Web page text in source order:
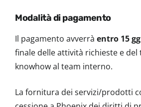
Modalità di pagamento
Il pagamento avverrà entro 15 gg
finale delle attività richieste e
knowhow al team interno.
La fornitura dei servizi/prodotti